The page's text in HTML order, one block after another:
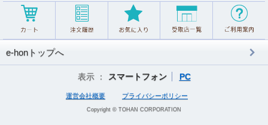
e-honトップへ
表示 ： スマートフォン PC
運営会社概要 プライバシーポリシー
Copyright © TOHAN CORPORATION